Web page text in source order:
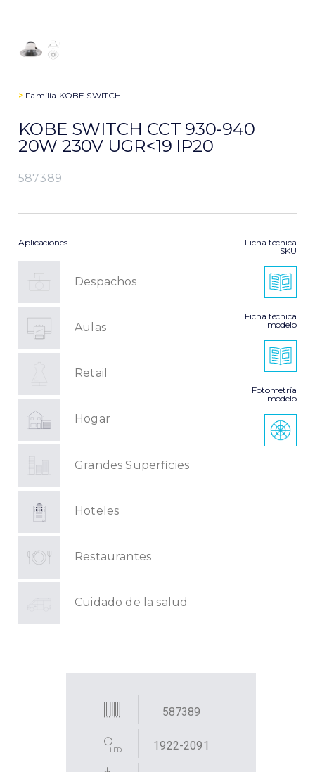
> Familia KOBE SWITCH
KOBE SWITCH CCT 930-940
20W 230V UGR<19 IP20
587389
Aplicaciones
Despachos
Aulas
Retail
Hogar
Grandes Superficies
Hoteles
Restaurantes
Cuidado de la salud
Ficha técnica
SKU
Ficha técnica
modelo
Fotometría
modelo
587389
1922-2091